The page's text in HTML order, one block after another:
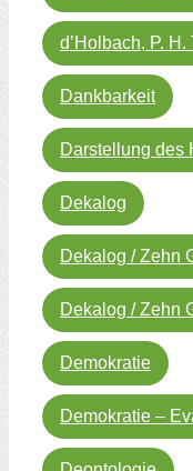
d’Holbach, P. H.
Dankbarkeit
Darstellung des
Dekalog
Dekalog / Zehn
Dekalog / Zehn
Demokratie
Demokratie –